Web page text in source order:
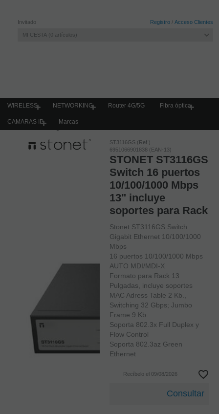
Invitado Registro / Acceso Clientes
MI CESTA 0 artículos
WIRELESS NETWORKING Router 4G/5G Fibra óptica
CAMARAS IP Marcas
Networking
ST3116GS (Ref.)
6951066901838 (EAN-13)
STONET ST3116GS
Switch 16 puertos
10/100/1000 Mbps
13" incluye
soportes para Rack
Stonet ST3116GS Switch
Gigabit Ethernet 10/100/1000
Mbps
16 puertos 10/100/1000 Mbps
AUTO MDI/MDI-X
Formato para Rack 13
Pulgadas, incluye soportes
MAC Adress Table 2 Kb.,
Switching 32 Gbps; Jumbo
Frame 9 Kb.
Soporta 802.3x Full Duplex y
Flow Control
Soporta 802.3az Green
Ethernet
Recíbelo el 09/08/2026
Consultar